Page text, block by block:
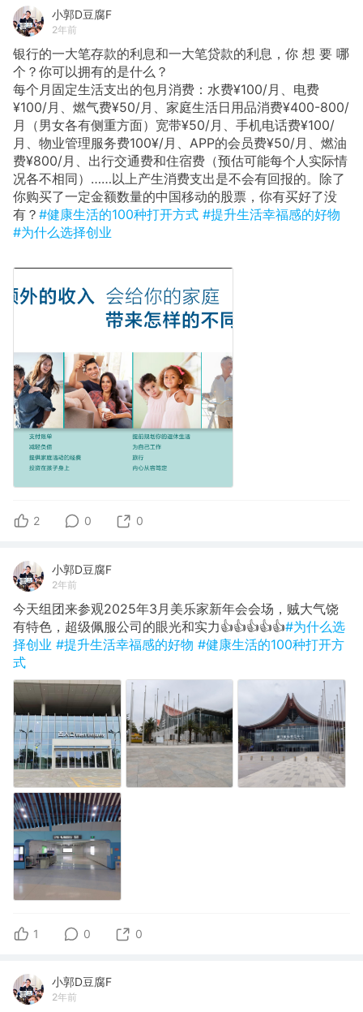
小郭D豆腐F
2年前
银行的一大笔存款的利息和一大笔贷款的利息，你 想 要 哪
个？你可以拥有的是什么？
​每个月固定生活支出的包月消费：水费¥100/月、电费
¥100/月、燃气费¥50/月、家庭生活日用品消费¥400-800/
月（男女各有侧重方面）宽带¥50/月、手机电话费¥100/
月、物业管理服务费100¥/月、APP的会员费¥50/月、燃油
费¥800/月、出行交通费和住宿费（预估可能每个人实际情
况各不相同）……以上产生消费支出是不会有回报的。除了
你购买了一定金额数量的中国移动的股票，你有买好了没
有？ #健康生活的100种打开方式 #提升生活幸福感的好物
#为什么选择创业
2 0 0
小郭D豆腐F
2年前
今天组团来参观2025年3月美乐家新年会会场，贼大气饶
有特色，超级佩服公司的眼光和实力👍👍👍👍👍#为什么选
择创业 #提升生活幸福感的好物 #健康生活的100种打开方
式
1 0 0
小郭D豆腐F
2年前